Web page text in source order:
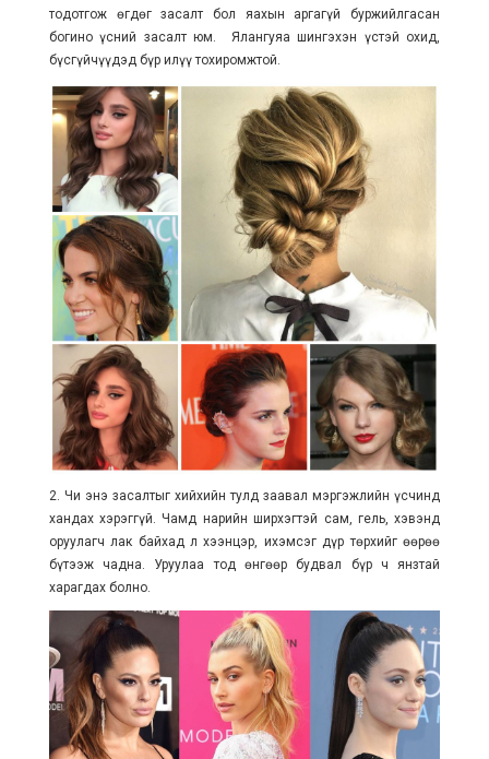
тодотгож өгдөг засалт бол яахын аргагүй буржийлгасан
богино үсний засалт юм. Ялангуяа шингэхэн үстэй охид,
бүсгүйчүүдэд бүр илүү тохиромжтой.
2. Чи энэ засалтыг хийхийн тулд заавал мэргэжлийн үсчинд
хандах хэрэггүй. Чамд нарийн ширхэгтэй сам, гель, хэвэнд
оруулагч лак байхад л хээнцэр, ихэмсэг дүр төрхийг өөрөө
бүтээж чадна. Уруулаа тод өнгөөр будвал бүр ч янзтай
харагдах болно.